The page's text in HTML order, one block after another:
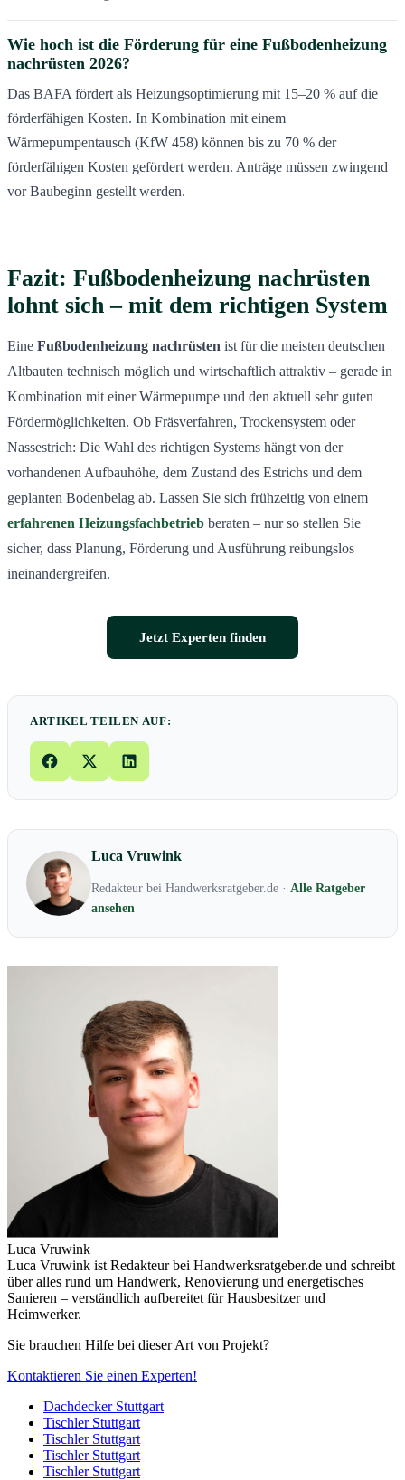
Wie hoch ist die Förderung für eine Fußbodenheizung
nachrüsten 2026?
Das BAFA fördert als Heizungsoptimierung mit 15–20 % auf die
förderfähigen Kosten. In Kombination mit einem
Wärmepumpentausch (KfW 458) können bis zu 70 % der
förderfähigen Kosten gefördert werden. Anträge müssen zwingend
vor Baubeginn gestellt werden.
Fazit: Fußbodenheizung nachrüsten
lohnt sich – mit dem richtigen System
Eine Fußbodenheizung nachrüsten ist für die meisten deutschen
Altbauten technisch möglich und wirtschaftlich attraktiv – gerade in
Kombination mit einer Wärmepumpe und den aktuell sehr guten
Fördermöglichkeiten. Ob Fräsverfahren, Trockensystem oder
Nassestrich: Die Wahl des richtigen Systems hängt von der
vorhandenen Aufbauhöhe, dem Zustand des Estrichs und dem
geplanten Bodenbelag ab. Lassen Sie sich frühzeitig von einem
erfahrenen Heizungsfachbetrieb beraten – nur so stellen Sie
sicher, dass Planung, Förderung und Ausführung reibungslos
ineinandergreifen.
Jetzt Experten finden
ARTIKEL TEILEN AUF:
Luca Vruwink
Redakteur bei Handwerksratgeber.de · Alle Ratgeber
ansehen
Luca Vruwink
Luca Vruwink ist Redakteur bei Handwerksratgeber.de und schreibt
über alles rund um Handwerk, Renovierung und energetisches
Sanieren – verständlich aufbereitet für Hausbesitzer und
Heimwerker.
Sie brauchen Hilfe bei dieser Art von Projekt?
Kontaktieren Sie einen Experten!
Dachdecker Stuttgart
Tischler Stuttgart
Tischler Stuttgart
Tischler Stuttgart
Tischler Stuttgart